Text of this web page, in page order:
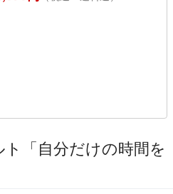
「自分だけの時間を